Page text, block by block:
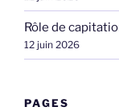
Rôle de
12 juin 2026
PAGES